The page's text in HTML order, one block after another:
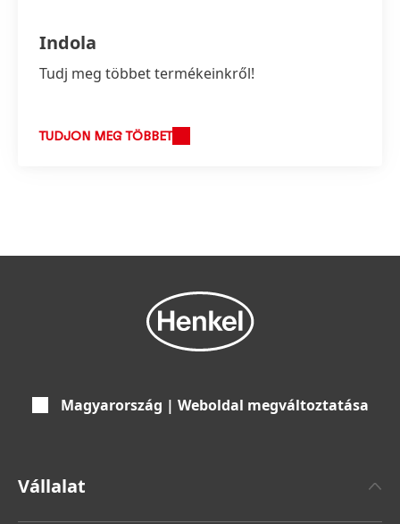
Indola
Tudj meg többet termékeinkről!
TUDJON MEG TÖBBET
Magyarország | Weboldal megváltoztatása
Vállalat